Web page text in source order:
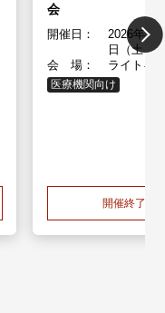
会
開催日：
2026年６
日（土）
会 場：
ライトキ
医療機関向け
開催終了し